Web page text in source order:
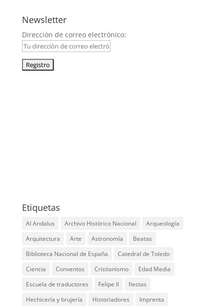
Newsletter
Dirección de correo electrónico:
Etiquetas
Al Andalus Archivo Histórico Nacional
Arqueología
Arquitectura
Arte Astronomía
Beatas
Biblioteca Nacional de España
Catedral de Toledo
Ciencia
Conventos Cristianismo
Edad Media
Escuela de traductores
Felipe II
fiestas
Hechicería y brujería
Historiadores
Imprenta